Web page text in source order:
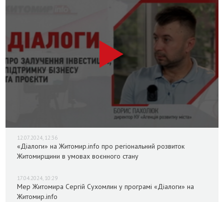
12.07.2024, 12:36
«Діалоги» на Житомир.info про регіональний розвиток
Житомирщини в умовах воєнного стану
17.04.2024, 10:29
Мер Житомира Сергій Сухомлин у програмі «Діалоги» на
Житомир.info